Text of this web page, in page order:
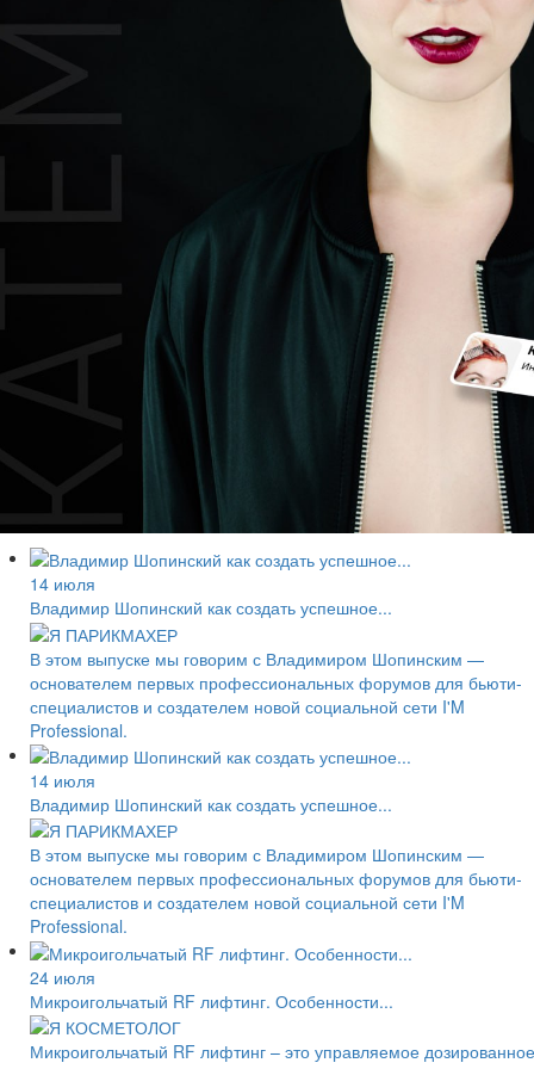
14 июля
Владимир Шопинский как создать успешное...
В этом выпуске мы говорим с Владимиром Шопинским —
основателем первых профессиональных форумов для бьюти-
специалистов и создателем новой социальной сети I'M
Professional.
14 июля
Владимир Шопинский как создать успешное...
В этом выпуске мы говорим с Владимиром Шопинским —
основателем первых профессиональных форумов для бьюти-
специалистов и создателем новой социальной сети I'M
Professional.
24 июля
Микроигольчатый RF лифтинг. Особенности...
Микроигольчатый RF лифтинг – это управляемое дозированное